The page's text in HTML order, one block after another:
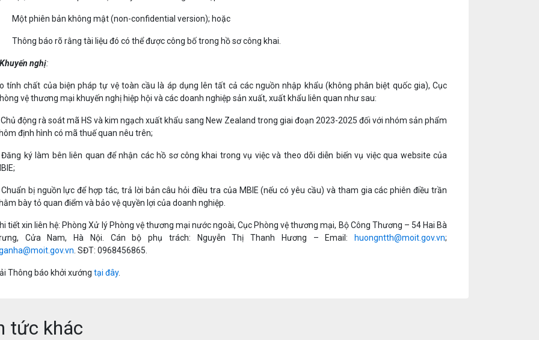
phiên bản không mật (non-confidential version); hoặc
báo rõ rằng tài liệu đó có thể được công bố trong hồ sơ công khai.
Khuyến nghị:
tính chất của biện pháp tự vệ toàn cầu là áp dụng lên tất cả các nguồn nhập khẩu (không phân biệt quốc gia), Cục
vệ thương mại khuyến nghị hiệp hội và các doanh nghiệp sản xuất, xuất khẩu liên quan như sau:
Chủ động rà soát mã HS và kim ngạch xuất khẩu sang New Zealand trong giai đoạn 2023-2025 đối với nhóm sản phẩm
định hình có mã thuế quan nêu trên;
Đăng ký làm bên liên quan để nhận các hồ sơ công khai trong vụ việc và theo dõi diễn biến vụ việc qua website của
Chuẩn bị nguồn lực để hợp tác, trả lời bản câu hỏi điều tra của MBIE (nếu có yêu cầu) và tham gia các phiên điều trần
bày tỏ quan điểm và bảo vệ quyền lợi của doanh nghiệp.
tiết xin liên hệ: Phòng Xử lý Phòng vệ thương mại nước ngoài, Cục Phòng vệ thương mại, Bộ Công Thương – 54 Hai Bà
Cửa Nam, Hà Nội. Cán bộ phụ trách: Nguyễn Thị Thanh Hương – Email:
huongntth@moit.gov.vn;
. SĐT: 0968456865.
Thông báo khởi xướng tại đây.
tức khác